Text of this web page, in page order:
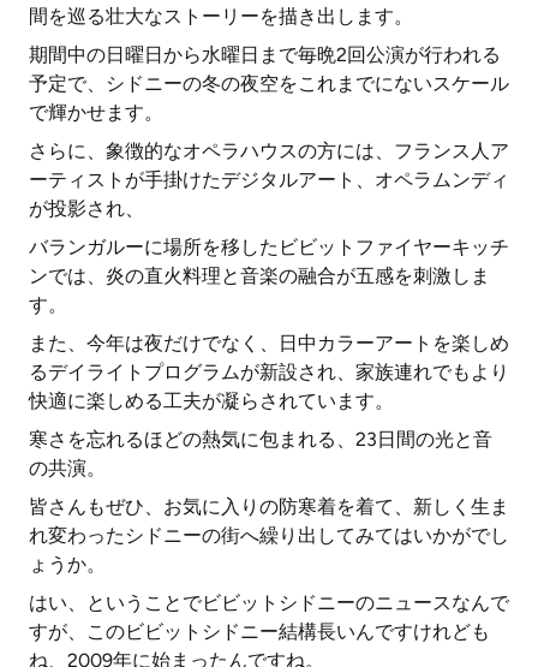
間を巡る壮大なストーリーを描き出します。
期間中の日曜日から水曜日まで毎晩2回公演が行われる
予定で、シドニーの冬の夜空をこれまでにないスケール
で輝かせます。
さらに、象徴的なオペラハウスの方には、フランス人ア
ーティストが手掛けたデジタルアート、オペラムンディ
が投影され、
バランガルーに場所を移したビビットファイヤーキッチ
ンでは、炎の直火料理と音楽の融合が五感を刺激しま
す。
また、今年は夜だけでなく、日中カラーアートを楽しめ
るデイライトプログラムが新設され、家族連れでもより
快適に楽しめる工夫が凝らされています。
寒さを忘れるほどの熱気に包まれる、23日間の光と音
の共演。
皆さんもぜひ、お気に入りの防寒着を着て、新しく生ま
れ変わったシドニーの街へ繰り出してみてはいかがでし
ょうか。
はい、ということでビビットシドニーのニュースなんで
すが、このビビットシドニー結構長いんですけれども
ね、2009年に始まったんですね。